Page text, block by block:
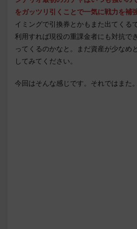
をガッツリ引くことで一気に戦力を補
イミングで引換券とかもまた出てくる
利用すれば現役の重課金者にも対抗で
ってくるのかなと。まだ資産が少なめ
してみてください。
今回はそんな感じです。それではまた。